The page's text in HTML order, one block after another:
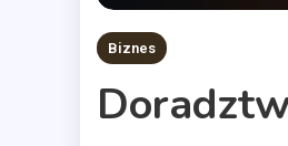
Biznes